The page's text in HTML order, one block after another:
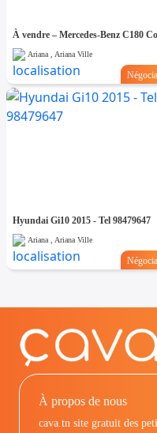
Ariana , Ariana Ville
Hyundai Gi10 2015 - Tel 98479647
Ariana , Ariana Ville
À propos de nous
cava.tn site gratuit des